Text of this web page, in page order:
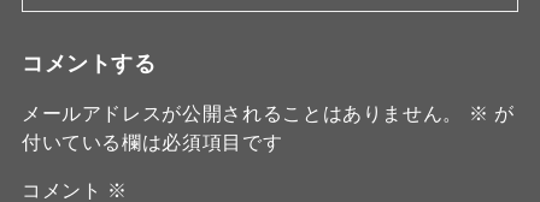
コメントする
メールアドレスが公開されることはありません。 ※ が
付いている欄は必須項目です
コメント ※